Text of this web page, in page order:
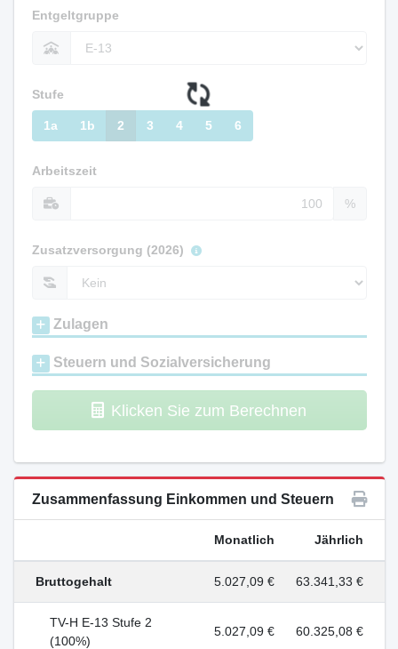
Entgeltgruppe
Stufe
1a 1b 2 3 4 5 6
Arbeitszeit
%
Zusatzversorgung (2026)
Zulagen
Steuern und Sozialversicherung
Klicken Sie zum Berechnen
Zusammenfassung Einkommen und Steuern
Monatlich Jährlich
Bruttogehalt 5.027,09 € 63.341,33 €
TV-H E-13 Stufe 2
(100%)
5.027,09 € 60.325,08 €